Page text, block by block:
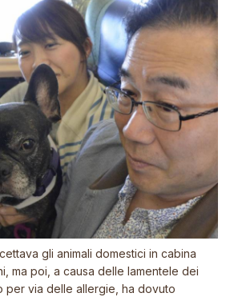
gli animali domestici in cabina
ma poi, a causa delle lamentele dei
per via delle allergie, ha dovuto